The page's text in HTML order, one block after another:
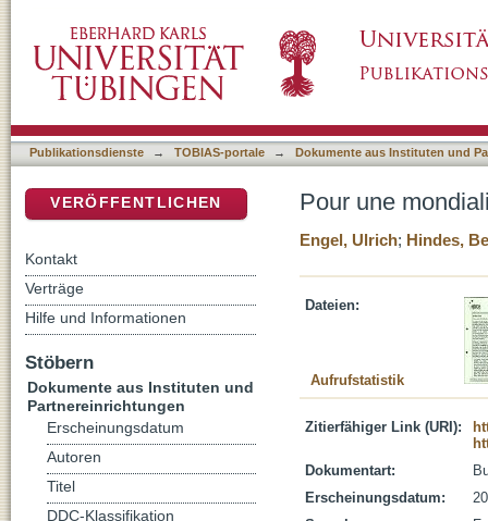
Publikationsdienste → TOBIAS-portale → Dokumente aus Instituten und
Pour une
Engel, Ulrich; Hindes,
Dateien:
Aufrufstatistik
Zitierfähiger Link (URI):
Dokumentart:
Erscheinungsdatum:
VERÖFFENTLICHEN
Kontakt
Verträge
Hilfe und Informationen
Stöbern
Dokumente aus Instituten und
Partnereinrichtungen
Erscheinungsdatum
Autoren
Titel
DDC-Klassifikation